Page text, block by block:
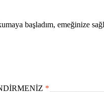
başladım, emeğinize
*